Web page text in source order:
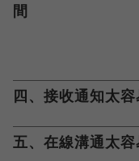
間
四、接收通知太
五、在線溝通太